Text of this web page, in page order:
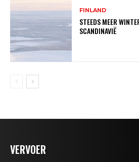
FINLAND
STEEDS MEER
SCANDINAVIË
VERVOER